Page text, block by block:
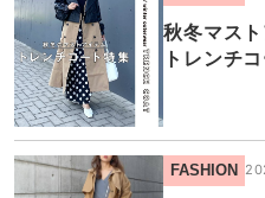
秋冬マス
トレンチ
FASHION